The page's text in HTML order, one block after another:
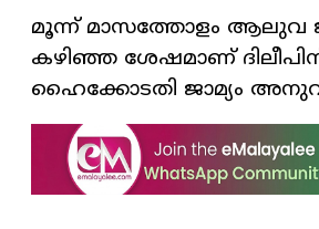
മൂന്ന് മാസത്തോളം ആലുവ
കഴിഞ്ഞ ശേഷമാണ്
ഹൈക്കോടതി ജാമ്യം